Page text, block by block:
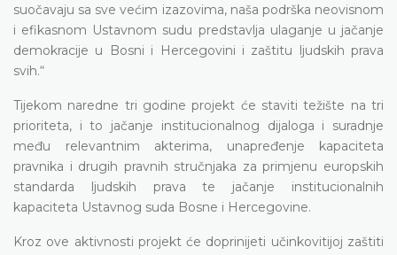
suočavaju sa sve većim izazovima, naša podrška neovisnom
i efikasnom Ustavnom sudu predstavlja ulaganje u jačanje
demokracije u Bosni i Hercegovini i zaštitu ljudskih prava
svih.“
Tijekom naredne tri godine projekt će staviti težište na tri
prioriteta, i to jačanje institucionalnog dijaloga i suradnje
među relevantnim akterima, unapređenje kapaciteta
pravnika i drugih pravnih stručnjaka za primjenu europskih
standarda ljudskih prava te jačanje institucionalnih
kapaciteta Ustavnog suda Bosne i Hercegovine.
Kroz ove aktivnosti projekt će doprinijeti učinkovitijoj zaštiti